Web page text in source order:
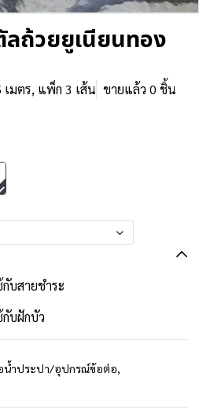
ถ้วยยูเนียนทอง
เมตร, แพ็ก 3 เส้น ขายแล้ว 0 ชิ้น
บสายชำระ
บฝักบัว
น้ำประปา/อุปกรณ์ข้อต่อ,